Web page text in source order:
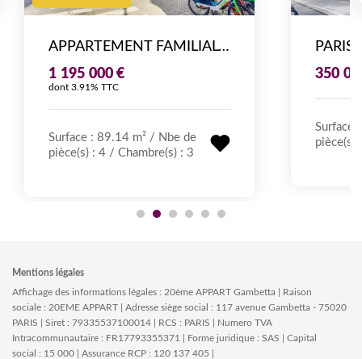
APPARTEMENT FAMILIAL - 90M²- 4 PIÈCES TRAVERSANT. ST PHILIPPE DU ROULE, CALME ABSOLU
1 195 000 €
dont 3.91% TTC
Surface : 89.14 m² / Nbe de
pièce(s) : 4 / Chambre(s) : 3
350
Surface
pièce(s)
Mentions légales
Affichage des informations légales : 20ème APPART Gambetta | Raison
sociale : 20EME APPART | Adresse siège social : 117 avenue Gambetta - 75020
PARIS | Siret : 79335537100014 | RCS : PARIS | Numero TVA
Intracommunautaire : FR17793355371 | Forme juridique : SAS | Capital
social : 15 000 | Assurance RCP : 120 137 405 |